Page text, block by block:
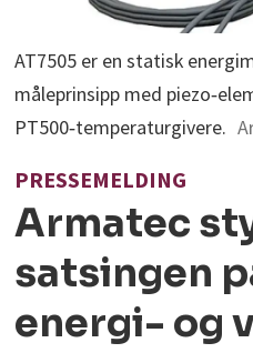
AT7505 er en statisk
måleprinsipp med
PT500‑temperaturgivere.
PRESSEMELDING
Armatec
satsingen
energi- og